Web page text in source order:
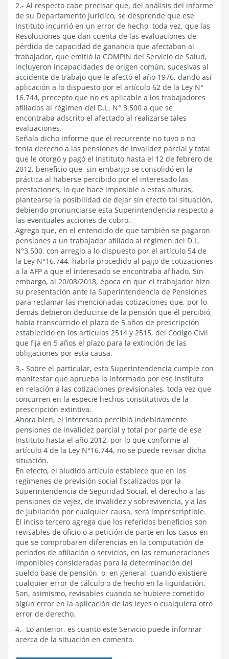
2.- Al respecto cabe precisar que, del análisis del informe
de su Departamento Jurídico, se desprende que ese
Instituto incurrió en un error de hecho, toda vez, que las
Resoluciones que dan cuenta de las evaluaciones de
pérdida de capacidad de ganancia que afectaban al
trabajador, que emitió la COMPIN del Servicio de Salud,
incluyeron incapacidades de origen común, sucesivas al
accidente de trabajo que le afectó el año 1976, dando así
aplicación a lo dispuesto por el artículo 62 de la Ley N°
16.744, precepto que no es aplicable a los trabajadores
afiliados al régimen del D.L. N° 3.500 a que se
encontraba adscrito el afectado al realizarse tales
evaluaciones.
Señala dicho informe que el recurrente no tuvo o no
tenía derecho a las pensiones de invalidez parcial y total
que le otorgó y pagó el Instituto hasta el 12 de febrero de
2012, beneficio que, sin embargo se consolidó en la
práctica al haberse percibido por el interesado las
prestaciones, lo que hace imposible a estas alturas,
plantearse la posibilidad de dejar sin efecto tal situación,
debiendo pronunciarse esta Superintendencia respecto a
las eventuales acciones de cobro.
Agrega que, en el entendido de que también se pagaron
pensiones a un trabajador afiliado al régimen del D.L.
N°3.500, con arreglo a lo dispuesto por el artículo 54 de
la Ley N°16.744, habría procedido al pago de cotizaciones
a la AFP a que el interesado se encontraba afiliado. Sin
embargo, al 20/08/2018, época en que el trabajador hizo
su presentación ante la Superintendencia de Pensiones
para reclamar las mencionadas cotizaciones que, por lo
demás debieron deducirse de la pensión que él percibió,
había transcurrido el plazo de 5 años de prescripción
establecido en los artículos 2514 y 2515, del Código Civil
que fija en 5 años el plazo para la extinción de las
obligaciones por esta causa.
3.- Sobre el particular, esta Superintendencia cumple con
manifestar que aprueba lo informado por ese Instituto
en relación a las cotizaciones previsionales, toda vez que
concurren en la especie hechos constitutivos de la
prescripción extintiva.
Ahora bien, el interesado percibió indebidamente
pensiones de invalidez parcial y total por parte de ese
Instituto hasta el año 2012, por lo que conforme al
artículo 4 de la Ley N°16.744, no se puede revisar dicha
situación.
En efecto, el aludido artículo establece que en los
regímenes de previsión social fiscalizados por la
Superintendencia de Seguridad Social, el derecho a las
pensiones de vejez, de invalidez y sobrevivencia, y a las
de jubilación por cualquier causa, será imprescriptible.
El inciso tercero agrega que los referidos beneficios son
revisables de oficio o a petición de parte en los casos en
que se comprobaren diferencias en la computación de
períodos de afiliación o servicios, en las remuneraciones
imponibles consideradas para la determinación del
sueldo base de pensión, o, en general, cuando existiere
cualquier error de cálculo o de hecho en la liquidación.
Son, asimismo, revisables cuando se hubiere cometido
algún error en la aplicación de las leyes o cualquiera otro
error de derecho.
4.- Lo anterior, es cuanto este Servicio puede informar
acerca de la situación en comento.